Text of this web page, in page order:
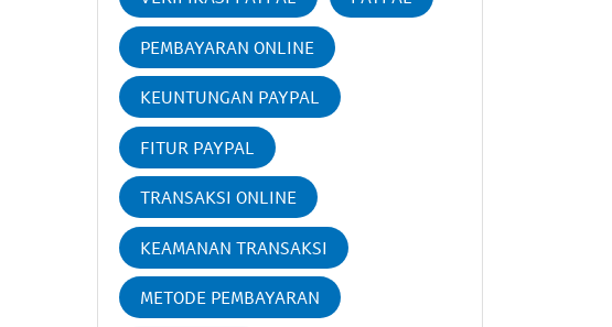
PEMBAYARAN ONLINE
KEUNTUNGAN PAYPAL
FITUR PAYPAL
TRANSAKSI ONLINE
KEAMANAN TRANSAKSI
METODE PEMBAYARAN